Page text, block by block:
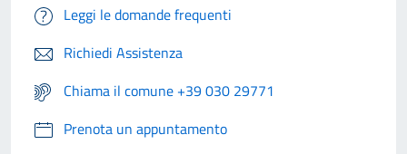
Leggi le domande frequenti
Richiedi Assistenza
Chiama il comune +39 030 29771
Prenota un appuntamento